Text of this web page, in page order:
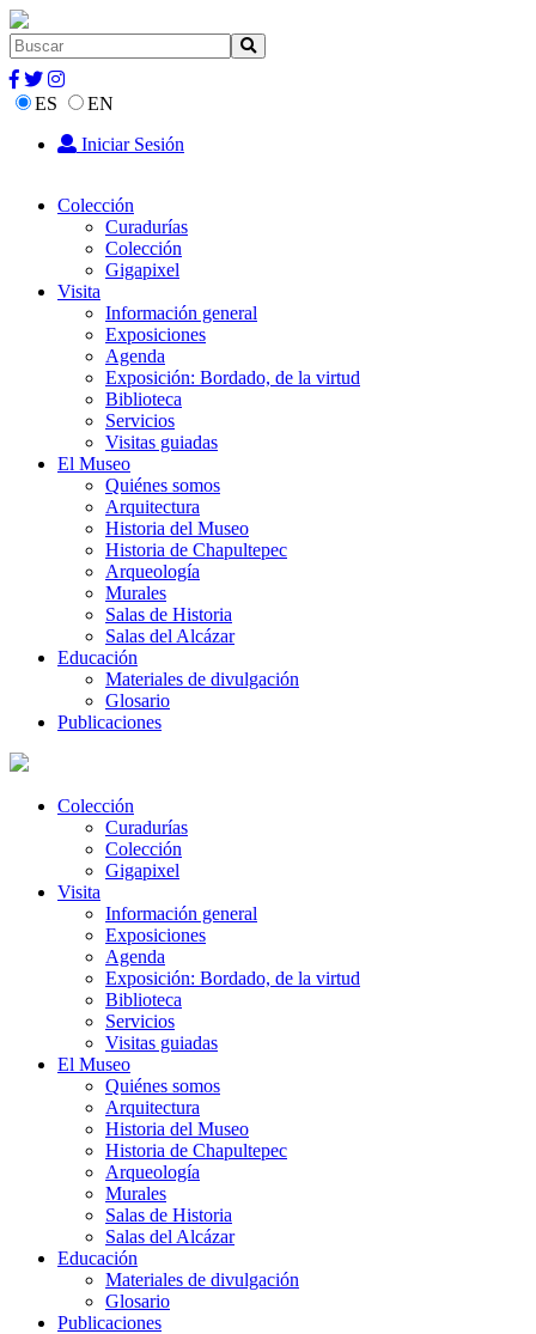
ES
EN
Iniciar Sesión
Colección
Curadurías
Colección
Gigapixel
Visita
Información general
Exposiciones
Agenda
Exposición: Bordado, de la virtud
Biblioteca
Servicios
Visitas guiadas
El Museo
Quiénes somos
Arquitectura
Historia del Museo
Historia de Chapultepec
Arqueología
Murales
Salas de Historia
Salas del Alcázar
Educación
Materiales de divulgación
Glosario
Publicaciones
Colección
Curadurías
Colección
Gigapixel
Visita
Información general
Exposiciones
Agenda
Exposición: Bordado, de la virtud
Biblioteca
Servicios
Visitas guiadas
El Museo
Quiénes somos
Arquitectura
Historia del Museo
Historia de Chapultepec
Arqueología
Murales
Salas de Historia
Salas del Alcázar
Educación
Materiales de divulgación
Glosario
Publicaciones